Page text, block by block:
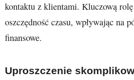
kontaktu z klientami. Kluczową
oszczędność czasu, wpływając na
finansowe.
Uproszczenie